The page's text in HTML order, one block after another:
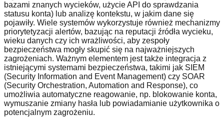
bazami znanych wycieków, użycie API do sprawdzania
statusu konta) lub analizę kontekstu, w jakim dane się
pojawiły. Wiele systemów wykorzystuje również mechanizmy
priorytetyzacji alertów, bazując na reputacji źródła wycieku,
wieku danych czy ich wrażliwości, aby zespoły
bezpieczeństwa mogły skupić się na najważniejszych
zagrożeniach. Ważnym elementem jest także integracja z
istniejącymi systemami bezpieczeństwa, takimi jak SIEM
(Security Information and Event Management) czy SOAR
(Security Orchestration, Automation and Response), co
umożliwia automatyczne reagowanie, np. blokowanie konta,
wymuszanie zmiany hasła lub powiadamianie użytkownika o
potencjalnym zagrożeniu.